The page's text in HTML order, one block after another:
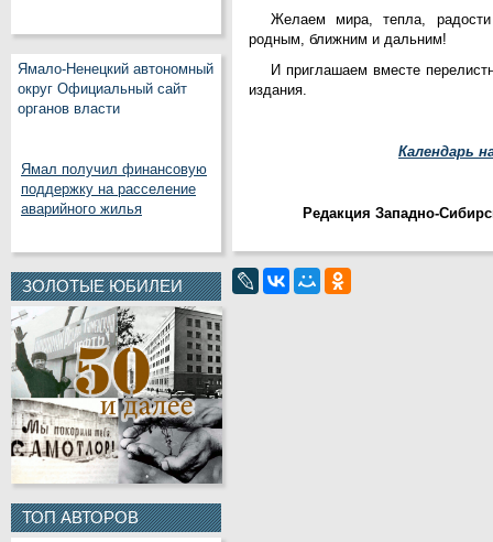
Ямало-Ненецкий автономный
округ Официальный сайт
органов власти
Ямал получил финансовую
поддержку на расселение
аварийного жилья
ЗОЛОТЫЕ ЮБИЛЕИ
ТОП АВТОРОВ
Желаем мира, тепла,
родным, ближним и дальним!
И приглашаем вместе
издания.
Календарь
Редакция Западно-